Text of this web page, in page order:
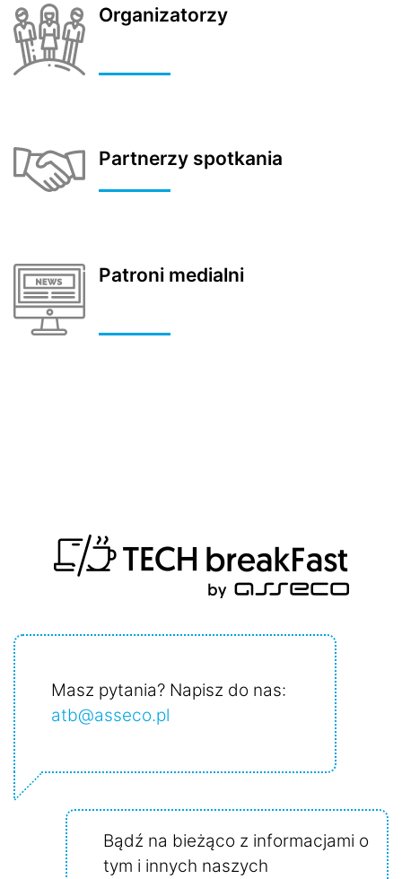
Organizatorzy
Partnerzy spotkania
Patroni medialni
Masz pytania? Napisz do nas:
atb@asseco.pl
Bądź na bieżąco z informacjami o
tym i innych naszych